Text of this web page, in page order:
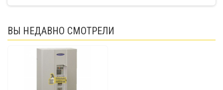
ВЫ НЕДАВНО СМОТРЕЛИ